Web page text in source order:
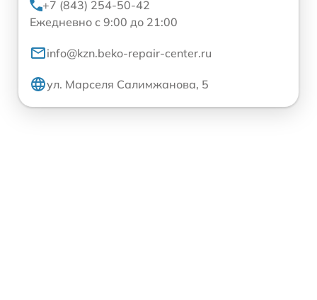
+7 (843) 254-50-42
Ежедневно с 9:00 до 21:00
info@kzn.beko-repair-center.ru
ул. Марселя Салимжанова, 5